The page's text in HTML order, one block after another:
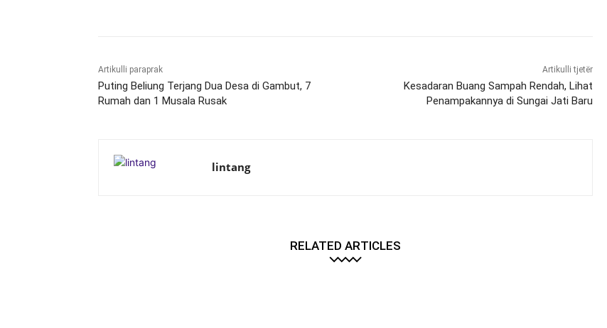
Artikulli paraprak
Puting Beliung Terjang Dua Desa di Gambut, 7
Rumah dan 1 Musala Rusak
Artikulli tjetër
Kesadaran Buang Sampah Rendah, Lihat
Penampakannya di Sungai Jati Baru
lintang
RELATED ARTICLES